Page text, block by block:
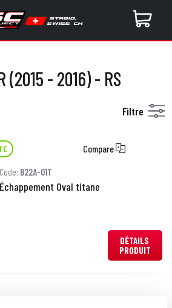
(2015 - 2016) - RS
Filtre
Compare
Code: B22A-01T
Échappement Oval titane
DÉTAILS
PRODUIT